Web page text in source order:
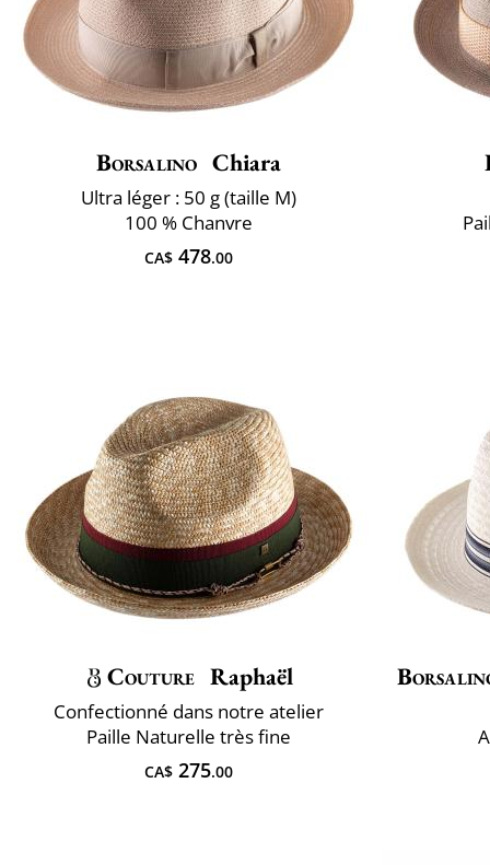
Borsalino Chiara
Ultra léger : 50 g (taille M)
100 % Chanvre
CA$ 478.00
Couture Raphaël
Confectionné dans notre atelier
Paille Naturelle très fine
CA$ 275.00